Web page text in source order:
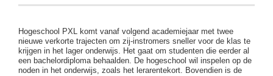
Hogeschool PXL komt vanaf volgend academiejaar met twee
nieuwe verkorte trajecten om zij-instromers sneller voor de klas te
krijgen in het lager onderwijs. Het gaat om studenten die eerder al
een bachelordiploma behaalden. De hogeschool wil inspelen op de
noden in het onderwijs, zoals het lerarentekort. Bovendien is de